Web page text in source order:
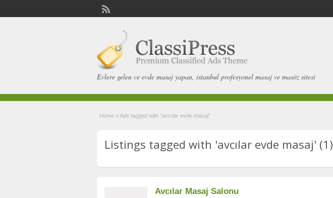
Evlere gelen ve evde masaj yapan, istanbul profesyonel masaj ve masöz sitesi
Home »Ads tagged with "avcılar evde masaj"
Listings tagged with 'avcılar evde masaj' (1)
Avcılar Masaj Salonu